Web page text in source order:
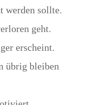
werden sollte.
geht.
erscheint.
übrig bleiben